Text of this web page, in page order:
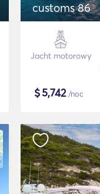
customs 86
Jacht motorowy
$5,742/noc